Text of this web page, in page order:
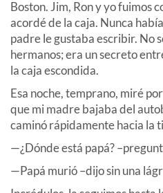
Boston. Jim, Ron y yo fuimos
acordé de la caja. Nunca
padre le gustaba escribir. No
hermanos; era un secreto
la caja escondida.
Esa noche, temprano, miré
que mi madre bajaba del
caminó rápidamente hacia la
—¿Dónde está papá?
—Papá murió –dijo sin una